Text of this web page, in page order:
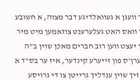
Yossi Farkis
2 years ago
וועגן א געוואלדיגע דבר מצוה, א חשובע
האט געלערענט צוזאמען מיט מיר
ווען רוב חברים מאכן שוין ב"ה
פון זייערע קינדער, איז ער בס"ד א
שוין ענדליך גרייטן צו די גרויסע